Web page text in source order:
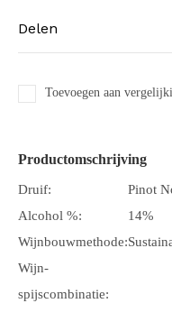
Delen
Toevoegen aan
Productomschrijving
Druif:
Pinot
Alcohol %:
14%
Wijnbouwmethode:
Wijn-
spijscombinatie: